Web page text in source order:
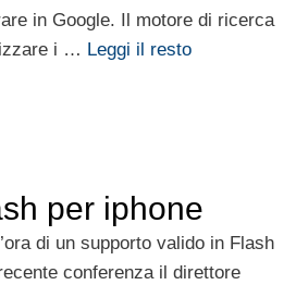
in Google. Il motore di ricerca
i … Leggi il resto
per iphone
di un supporto valido in Flash
conferenza il direttore